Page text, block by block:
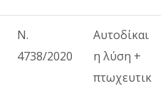
Ν.
4738/2020
Αυτοδίκαι
η λύση +
πτωχευτικ